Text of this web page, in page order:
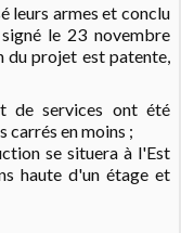
leurs armes et conclu
le 23 novembre
du projet est patente,
de services ont été
carrés en moins ;
se situera à l'Est
haute d'un étage et